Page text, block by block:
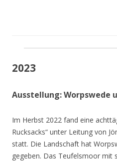
2023
Ausstellung: Worpswede
Im Herbst 2022 fand eine
Rucksacks“ unter Leitung von
statt. Die Landschaft hat
gegeben. Das Teufelsmoor mit